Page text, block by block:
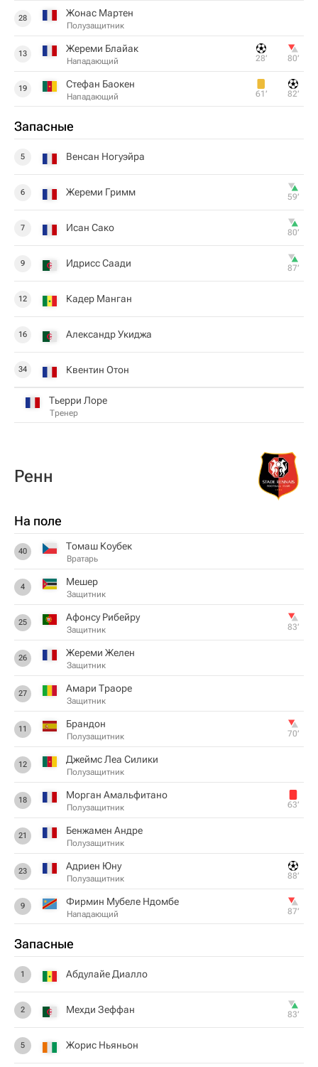
28 Жонас Мартен
Полузащитник
13 Жереми Блайак
Нападающий 28‎’‎ 80‎’‎
19 Стефан Баокен
Нападающий 61‎’‎ 82‎’‎
Запасные
5 Венсан Ногуэйра
6 Жереми Гримм 59‎’‎
7 Исан Сако 80‎’‎
9 Идрисс Саади 87‎’‎
12 Кадер Манган
16 Александр Укиджа
34 Квентин Отон
Тьерри Лоре
Тренер
Ренн
На поле
40 Томаш Коубек
Вратарь
4 Мешер
Защитник
25 Афонсу Рибейру
Защитник 83‎’‎
26 Жереми Желен
Защитник
27 Амари Траоре
Защитник
11 Брандон
Полузащитник 70‎’‎
12 Джеймс Леа Силики
Полузащитник
18 Морган Амальфитано
Полузащитник 63‎’‎
21 Бенжамен Андре
Полузащитник
23 Адриен Юну
Полузащитник 88‎’‎
9 Фирмин Мубеле Ндомбе
Нападающий 87‎’‎
Запасные
1 Абдулайе Диалло
2 Мехди Зеффан 83‎’‎
5 Жорис Ньяньон